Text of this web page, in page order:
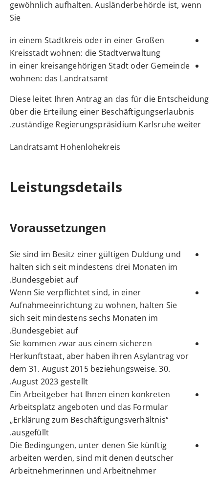
gewöhnlich aufhalten. Ausländerbehörde ist, wenn
Sie
in einem Stadtkreis oder in einer Großen
Kreisstadt wohnen: die Stadtverwaltung
in einer kreisangehörigen Stadt oder Gemeinde
wohnen: das Landratsamt
Diese leitet Ihren Antrag an das für die Entscheidung
über die Erteilung einer Beschäftigungserlaubnis
zuständige Regierungspräsidium Karlsruhe weiter.
Landratsamt Hohenlohekreis
Leistungsdetails
Voraussetzungen
Sie sind im Besitz einer gültigen Duldung und
halten sich seit mindestens drei Monaten im
Bundesgebiet auf.
Wenn Sie verpflichtet sind, in einer
Aufnahmeeinrichtung zu wohnen, halten Sie
sich seit mindestens sechs Monaten im
Bundesgebiet auf.
Sie kommen zwar aus einem sicheren
Herkunftstaat, aber haben ihren Asylantrag vor
dem 31. August 2015 beziehungsweise. 30.
August 2023 gestellt.
Ein Arbeitgeber hat Ihnen einen konkreten
Arbeitsplatz angeboten und das Formular
„Erklärung zum Beschäftigungsverhältnis“
ausgefüllt.
Die Bedingungen, unter denen Sie künftig
arbeiten werden, sind mit denen deutscher
Arbeitnehmerinnen und Arbeitnehmer